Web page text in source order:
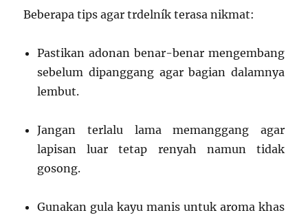
Beberapa tips agar trdelník terasa nikmat:
Pastikan adonan benar-benar mengembang
sebelum dipanggang agar bagian dalamnya
lembut.
Jangan terlalu lama memanggang agar
lapisan luar tetap renyah namun tidak
gosong.
Gunakan gula kayu manis untuk aroma khas